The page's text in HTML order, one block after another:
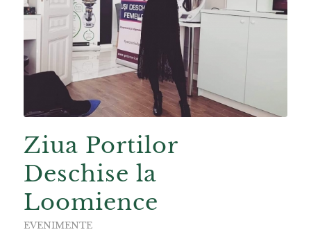
Ziua Portilor
Deschise la
Loomience
EVENIMENTE